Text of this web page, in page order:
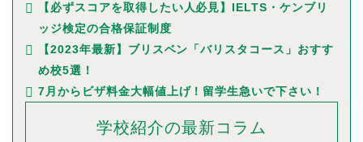
【必ずスコアを取得したい人必見】IELTS・ケンブリ
ッジ検定の合格保証制度
【2023年最新】ブリスベン「バリスタコース」おすす
め校5選！
7月からビザ料金大幅値上げ！留学生急いで下さい！
学校紹介の最新コラム